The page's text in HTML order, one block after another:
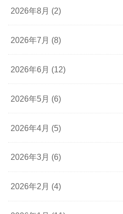
2026年8月 (2)
2026年7月 (8)
2026年6月 (12)
2026年5月 (6)
2026年4月 (5)
2026年3月 (6)
2026年2月 (4)